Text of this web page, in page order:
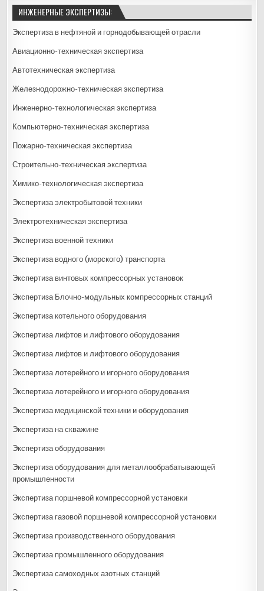
ИНЖЕНЕРНЫЕ ЭКСПЕРТИЗЫ:
Экспертиза в нефтяной и горнодобывающей отрасли
Авиационно-техническая экспертиза
Автотехническая экспертиза
Железнодорожно-техническая экспертиза
Инженерно-технологическая экспертиза
Компьютерно-техническая экспертиза
Пожарно-техническая экспертиза
Строительно-техническая экспертиза
Химико-технологическая экспертиза
Экспертиза электробытовой техники
Электротехническая экспертиза
Экспертиза военной техники
Экспертиза водного (морского) транспорта
Экспертиза винтовых компрессорных установок
Экспертиза Блочно-модульных компрессорных станций
Экспертиза котельного оборудования
Экспертиза лифтов и лифтового оборудования
Экспертиза лифтов и лифтового оборудования
Экспертиза лотерейного и игорного оборудования
Экспертиза лотерейного и игорного оборудования
Экспертиза медицинской техники и оборудования
Экспертиза на скважине
Экспертиза оборудования
Экспертиза оборудования для металлообрабатывающей
промышленности
Экспертиза поршневой компрессорной установки
Экспертиза газовой поршневой компрессорной установки
Экспертиза производственного оборудования
Экспертиза промышленного оборудования
Экспертиза самоходных азотных станций